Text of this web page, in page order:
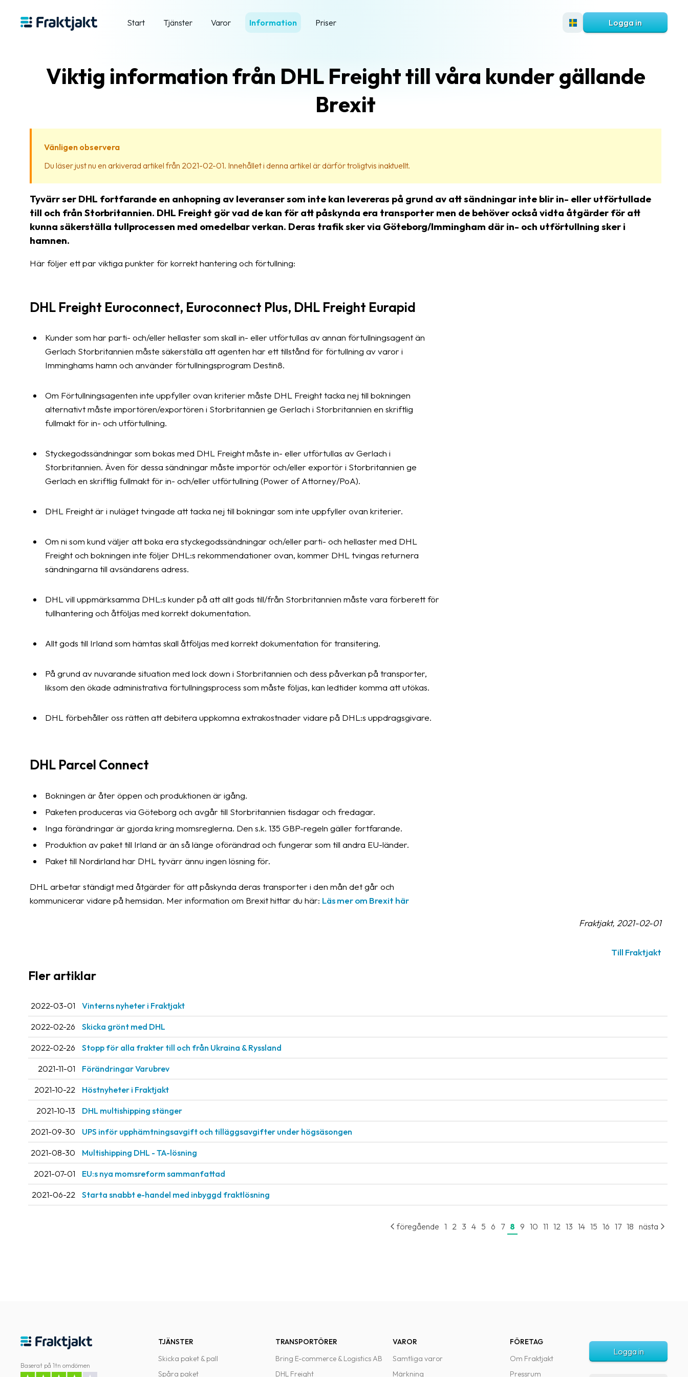
Start Tjänster Varor Information Priser Logga in
Viktig information från DHL Freight till våra kunder gällande
Brexit
Vänligen observera
Du läser just nu en arkiverad artikel från 2021-02-01. Innehållet i denna artikel är därför troligtvis inaktuellt.
Tyvärr ser DHL fortfarande en anhopning av leveranser som inte kan levereras på grund av att sändningar inte blir in- eller utförtullade
till och från Storbritannien. DHL Freight gör vad de kan för att påskynda era transporter men de behöver också vidta åtgärder för att
kunna säkerställa tullprocessen med omedelbar verkan. Deras trafik sker via Göteborg/Immingham där in- och utförtullning sker i
hamnen.
Här följer ett par viktiga punkter för korrekt hantering och förtullning:
DHL Freight Euroconnect, Euroconnect Plus, DHL Freight Eurapid
Kunder som har parti- och/eller hellaster som skall in- eller utförtullas av annan förtullningsagent än
Gerlach Storbritannien måste säkerställa att agenten har ett tillstånd för förtullning av varor i
Imminghams hamn och använder förtullningsprogram Destin8.
Om Förtullningsagenten inte uppfyller ovan kriterier måste DHL Freight tacka nej till bokningen
alternativt måste importören/exportören i Storbritannien ge Gerlach i Storbritannien en skriftlig
fullmakt för in- och utförtullning.
Styckegodssändningar som bokas med DHL Freight måste in- eller utförtullas av Gerlach i
Storbritannien. Även för dessa sändningar måste importör och/eller exportör i Storbritannien ge
Gerlach en skriftlig fullmakt för in- och/eller utförtullning (Power of Attorney/PoA).
DHL Freight är i nuläget tvingade att tacka nej till bokningar som inte uppfyller ovan kriterier.
Om ni som kund väljer att boka era styckegodssändningar och/eller parti- och hellaster med DHL
Freight och bokningen inte följer DHL:s rekommendationer ovan, kommer DHL tvingas returnera
sändningarna till avsändarens adress.
DHL vill uppmärksamma DHL:s kunder på att allt gods till/från Storbritannien måste vara förberett för
tullhantering och åtföljas med korrekt dokumentation.
Allt gods till Irland som hämtas skall åtföljas med korrekt dokumentation för transitering.
På grund av nuvarande situation med lock down i Storbritannien och dess påverkan på transporter,
liksom den ökade administrativa förtullningsprocess som måste följas, kan ledtider komma att utökas.
DHL förbehåller oss rätten att debitera uppkomna extrakostnader vidare på DHL:s uppdragsgivare.
DHL Parcel Connect
Bokningen är åter öppen och produktionen är igång.
Paketen produceras via Göteborg och avgår till Storbritannien tisdagar och fredagar.
Inga förändringar är gjorda kring momsreglerna. Den s.k. 135 GBP-regeln gäller fortfarande.
Produktion av paket till Irland är än så länge oförändrad och fungerar som till andra EU-länder.
Paket till Nordirland har DHL tyvärr ännu ingen lösning för.
DHL arbetar ständigt med åtgärder för att påskynda deras transporter i den mån det går och
kommunicerar vidare på hemsidan. Mer information om Brexit hittar du här: Läs mer om Brexit här
Fraktjakt, 2021-02-01
Till Fraktjakt
Fler artiklar
2022-03-01 Vinterns nyheter i Fraktjakt
2022-02-26 Skicka grönt med DHL
2022-02-26 Stopp för alla frakter till och från Ukraina & Ryssland
2021-11-01 Förändringar Varubrev
2021-10-22 Höstnyheter i Fraktjakt
2021-10-13 DHL multishipping stänger
2021-09-30 UPS inför upphämtningsavgift och tilläggsavgifter under högsäsongen
2021-08-30 Multishipping DHL - TA-lösning
2021-07-01 EU:s nya momsreform sammanfattad
2021-06-22 Starta snabbt e-handel med inbyggd fraktlösning
föregående 1 2 3 4 5 6 7 8 9 10 11 12 13 14 15 16 17 18 nästa
Baserat på 1tn omdömen
TJÄNSTER
Skicka paket & pall
Spåra paket
TRANSPORTÖRER
Bring E-commerce & Logistics AB
DHL Freight
VAROR
Samtliga varor
Märkning
FÖRETAG
Om Fraktjakt
Pressrum
Logga in